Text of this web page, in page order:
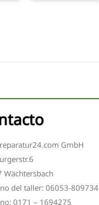
GmbH
Wächtersbach
del taller: 06053-
0171 – 1694275